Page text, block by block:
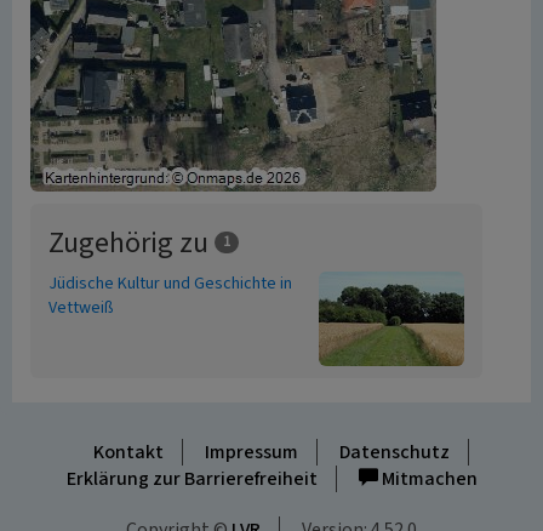
Zugehörig zu 1
Jüdische Kultur und Geschichte in
Vettweiß
Kontakt Impressum
Datenschutz
Erklärung zur Barrierefreiheit
Mitmachen